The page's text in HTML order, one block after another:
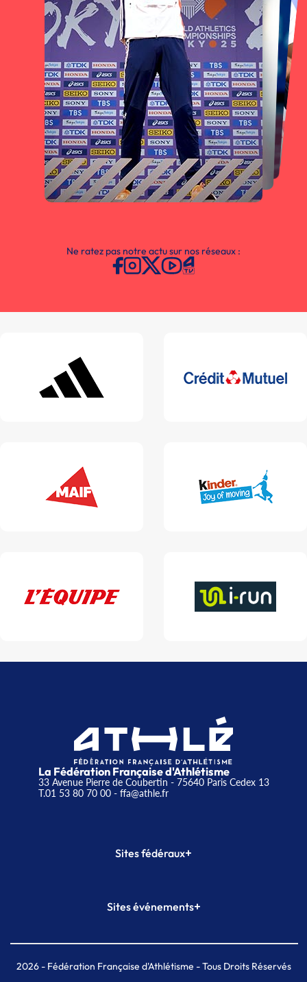
Ne ratez pas notre actu sur nos réseaux :
La Fédération Française d'Athlétisme
33 Avenue Pierre de Coubertin - 75640 Paris Cedex 13
T.01 53 80 70 00- ffa@athle.fr
Sites fédéraux+
Plateforme Formation
Sites événements+
Meeting de Paris indoor
MAIF Ekiden de Paris
2026- Fédération Française d'Athlétisme - Tous Droits Réservés